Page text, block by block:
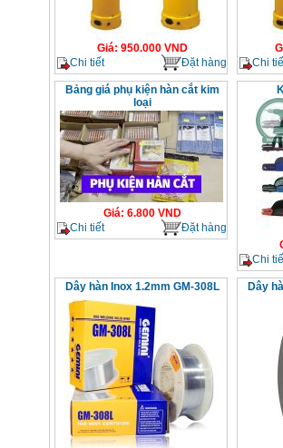
Giá: 950.000VND
Chi tiết
Đặt hàng
Chi
Bảng giá phụ kiện hàn cắt kim
loại
Giá: 6.800VND
Chi tiết
Đặt hàng
Chi
Dây hàn Inox 1.2mm GM-308L Dây